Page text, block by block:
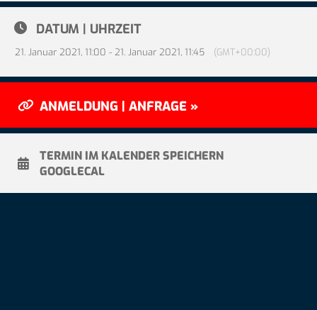
DATUM | UHRZEIT
21. Januar 2021, 11:00 - 21. Januar 2021, 11:45 (GMT+00:00)
ANMELDUNG | ANFRAGE »
TERMIN IM KALENDER SPEICHERN
GOOGLECAL